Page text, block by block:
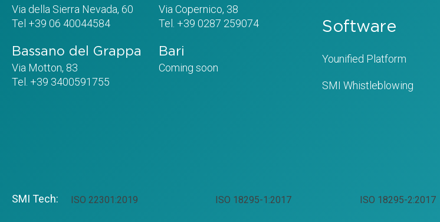
Via della Sierra Nevada, 60
Tel +39 06 40044584
Via Copernico, 38
Tel. +39 0287 259074
Bassano del Grappa
Via Motton, 83
Tel. +39 3400591755
Bari
Coming soon
Software
Younified Platform
SMI Whistleblowing
SMI Tech: ISO 22301:2019 ISO 18295-1:2017 ISO 18295-2:2017